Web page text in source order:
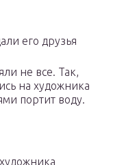
его друзья
не все. Так,
на художника
портит воду.